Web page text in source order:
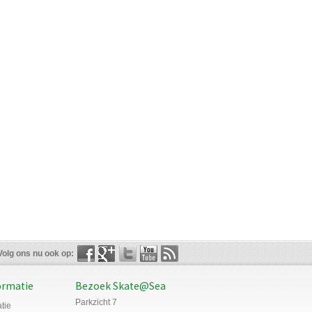
ons nu ook op:
Bezoek Skate@Sea
Parkzicht 7